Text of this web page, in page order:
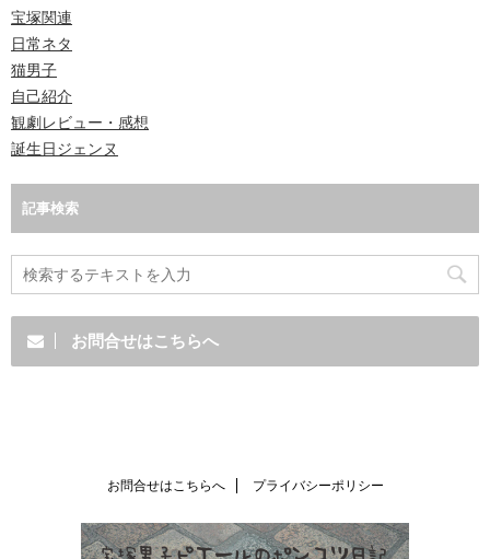
宝塚関連
日常ネタ
猫男子
自己紹介
観劇レビュー・感想
誕生日ジェンヌ
記事検索
お問合せはこちらへ
お問合せはこちらへ プライバシーポリシー